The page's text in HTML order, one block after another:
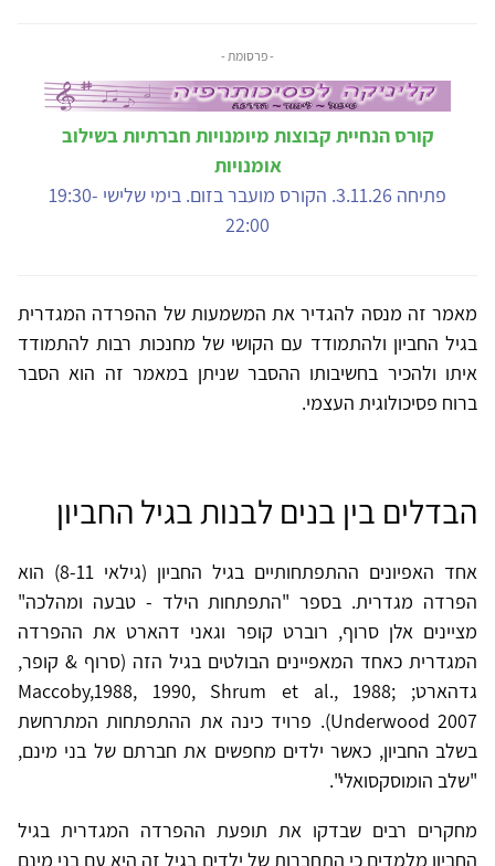
- פרסומת -
קורס הנחיית קבוצות מיומנויות חברתיות בשילוב
אומנויות
פתיחה 3.11.26. הקורס מועבר בזום. בימי שלישי 19:30-
22:00
מאמר זה מנסה להגדיר את המשמעות של ההפרדה המגדרית
בגיל החביון ולהתמודד עם הקושי של מחנכות רבות להתמודד
איתו ולהכיר בחשיבותו ההסבר שניתן במאמר זה הוא הסבר
ברוח פסיכולוגית העצמי.
הבדלים בין בנים לבנות בגיל החביון
אחד האפיונים ההתפתחותיים בגיל החביון (גילאי 8-11) הוא
הפרדה מגדרית. בספר "התפתחות הילד - טבעה ומהלכה"
מציינים אלן סרוף, רוברט קופר וגאני דהארט את ההפרדה
המגדרית כאחד המאפיינים הבולטים בגיל הזה (סרוף & קופר,
גדהארט; Maccoby,1988, 1990, Shrum et al., 1988;
Underwood 2007). פרויד כינה את ההתפתחות המתרחשת
בשלב החביון, כאשר ילדים מחפשים את חברתם של בני מינם,
"שלב הומוסקסואלי".
מחקרים רבים שבדקו את תופעת ההפרדה המגדרית בגיל
החביון מלמדים כי התחברות של ילדים בגיל זה היא עם בני מינם